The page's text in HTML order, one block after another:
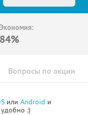
Экономия:
84%
Вопросы по акции
или Android и
:)